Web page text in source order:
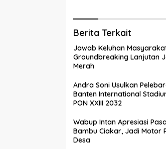
Berita Terkait
Jawab Keluhan
Groundbreaking Lanjutan
Merah
Andra Soni Usulkan
Banten International
PON XXIII 2032
Wabup Intan Apresiasi
Bambu Ciakar, Jadi Motor
Desa